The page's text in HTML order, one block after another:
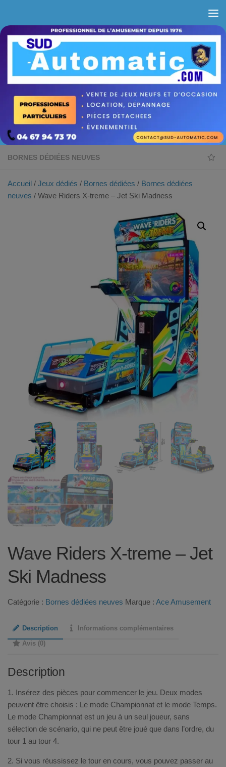
BORNES DÉDIÉES NEUVES
Accueil / Jeux dédiés / Bornes dédiées / Bornes dédiées
neuves / Wave Riders X-treme – Jet Ski Madness
Wave Riders X-treme – Jet
Ski Madness
Catégorie : Bornes dédiées neuves Marque : Ace Amusement
Description
Informations complémentaires
Avis (0)
Description
1. Insérez des pièces pour commencer le jeu. Deux modes
peuvent être choisis : Le mode Championnat et le mode Temps.
Le mode Championnat est un jeu à un seul joueur, sans
sélection de scénario, qui ne peut être joué que dans l’ordre, du
tour 1 au tour 4.
2. Si vous réussissez le tour en cours, vous pouvez passer au